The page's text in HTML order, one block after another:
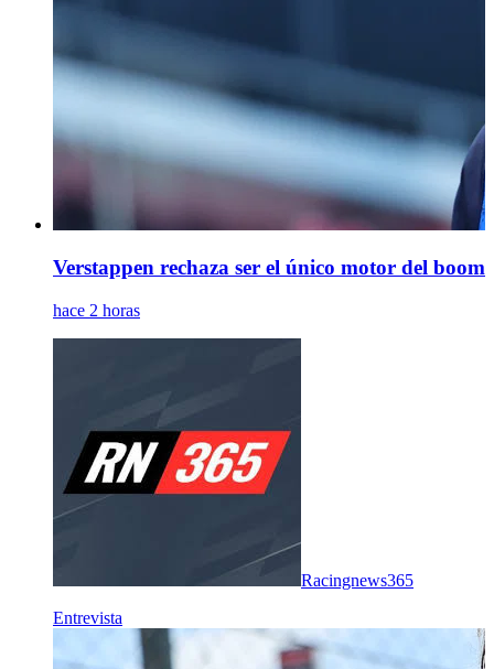
Verstappen rechaza ser el único motor del
hace 2 horas
Racingnews365
Entrevista